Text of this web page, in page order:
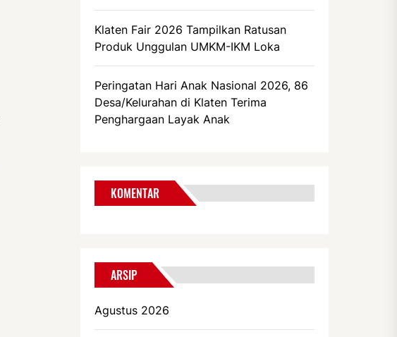
Klaten Fair 2026 Tampilkan Ratusan
Produk Unggulan UMKM-IKM Loka
Peringatan Hari Anak Nasional 2026, 86
Desa/Kelurahan di Klaten Terima
Penghargaan Layak Anak
KOMENTAR
ARSIP
Agustus 2026